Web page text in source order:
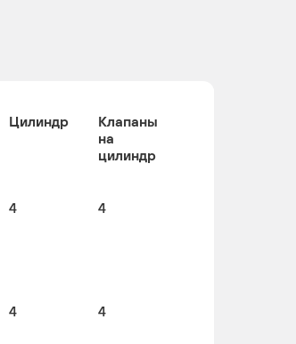
Цилиндр
Клапаны
на
цилиндр
4 4
4 4